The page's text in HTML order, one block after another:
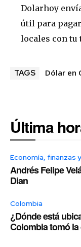
Dolarhoy
útil para
locales con tu
TAGS Dólar en
Última
Economía, finanzas
Andrés Felipe
Dian
Colombia
¿Dónde está
Colombia tomó